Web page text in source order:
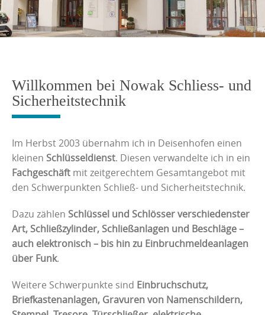
Willkommen bei Nowak Schliess- und
Sicherheitstechnik
Im Herbst 2003 übernahm ich in Deisenhofen einen
kleinen Schlüsseldienst. Diesen verwandelte ich in ein
Fachgeschäft mit zeitgerechtem Gesamtangebot mit
den Schwerpunkten Schließ- und Sicherheitstechnik.
Dazu zählen Schlüssel und Schlösser verschiedenster
Art, Schließzylinder, Schließanlagen und Beschläge –
auch elektronisch – bis hin zu Einbruchmeldeanlagen
über Funk.
Weitere Schwerpunkte sind Einbruchschutz,
Briefkastenanlagen, Gravuren von Namenschildern,